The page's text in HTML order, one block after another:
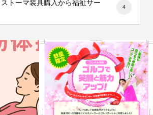
トーマ装具購入から福祉サー
4